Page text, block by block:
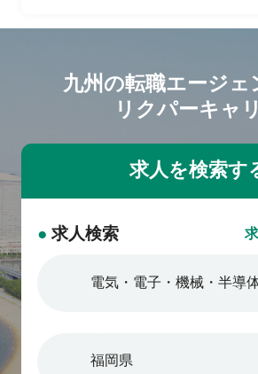
九州の転職エージェ
リクパーキャ
● 求人検索